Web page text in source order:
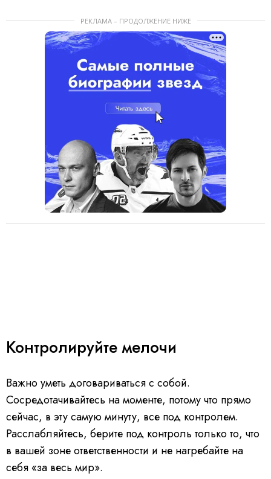
РЕКЛАМА – ПРОДОЛЖЕНИЕ НИЖЕ
Контролируйте мелочи
Важно уметь договариваться с собой.
Сосредотачивайтесь на моменте, потому что прямо
сейчас, в эту самую минуту, все под контролем.
Расслабляйтесь, берите под контроль только то, что
в вашей зоне ответственности и не нагребайте на
себя «за весь мир».